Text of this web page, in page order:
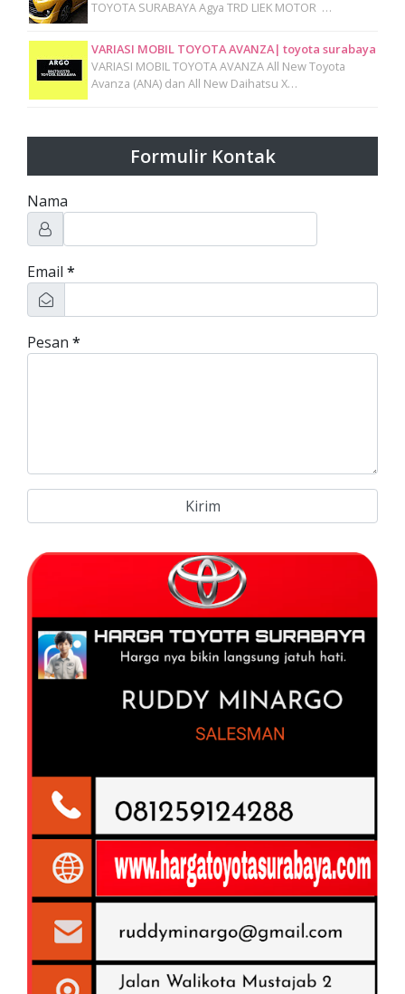
TOYOTA SURABAYA Agya TRD LIEK MOTOR …
VARIASI MOBIL TOYOTA AVANZA| toyota surabaya
VARIASI MOBIL TOYOTA AVANZA All New Toyota
Avanza (ANA) dan All New Daihatsu X…
Formulir Kontak
Nama
Email *
Pesan *